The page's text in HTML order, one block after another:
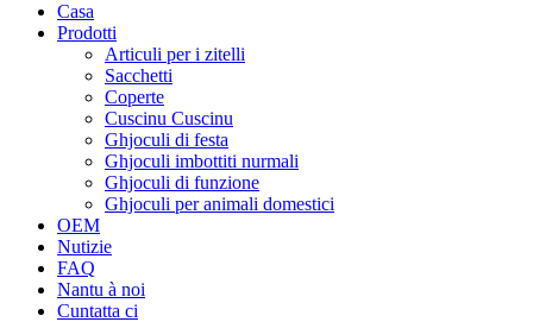
Casa
Prodotti
Articuli per i zitelli
Sacchetti
Coperte
Cuscinu Cuscinu
Ghjoculi di festa
Ghjoculi imbottiti nurmali
Ghjoculi di funzione
Ghjoculi per animali domestici
OEM
Nutizie
FAQ
Nantu à noi
Cuntatta ci